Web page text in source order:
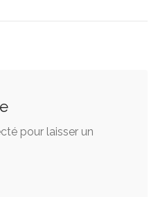
pour laisser un